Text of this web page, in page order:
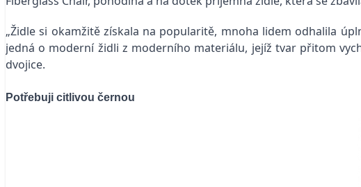
„Židle si okamžitě získala na popularitě, mnoha lidem odhalila
jedná o moderní židli z moderního materiálu, jejíž tvar přitom
dvojice.
Potřebuji citlivou černou